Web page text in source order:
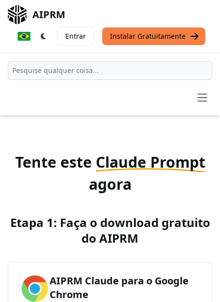
AIPRM
Entrar Instalar Gratuitamente
Tente este Claude Prompt
agora
Etapa 1: Faça o download gratuito
do AIPRM
AIPRM Claude para o Google
Chrome